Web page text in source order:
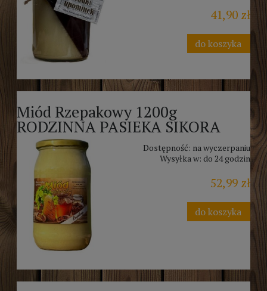
41,90 zł
do koszyka
Miód Rzepakowy 1200g
RODZINNA PASIEKA SIKORA
Dostępność: na wyczerpaniu
Wysyłka w: do 24 godzin
52,99 zł
do koszyka